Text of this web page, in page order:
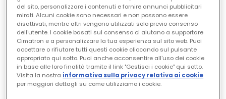
Notevoli vantaggi in ambito CAD per i
produttori di stampi per la costruzione di
nervature con funzionalità aggiuntive per
lavorare su curve multiple in un'unica
operazione ed estendere
del sito, personalizzare i contenuti e fornire annunci pubblicitari
mirati. Alcuni cookie sono necessari e non possono essere
disattivati, mentre altri vengono utilizzati solo previo consenso
dell'utente. I cookie basati sul consenso ci aiutano a supportare
Cimatron e a personalizzare la tua esperienza sul sito web. Puoi
accettare o rifiutare tutti questi cookie cliccando sul pulsante
appropriato qui sotto. Puoi anche acconsentire all'uso dei cookie
in base alle loro finalità tramite il link "Gestisci i cookie" qui sotto.
Visita la nostra informativa sulla privacy relativa ai cookie
per maggiori dettagli su come utilizziamo i cookie.